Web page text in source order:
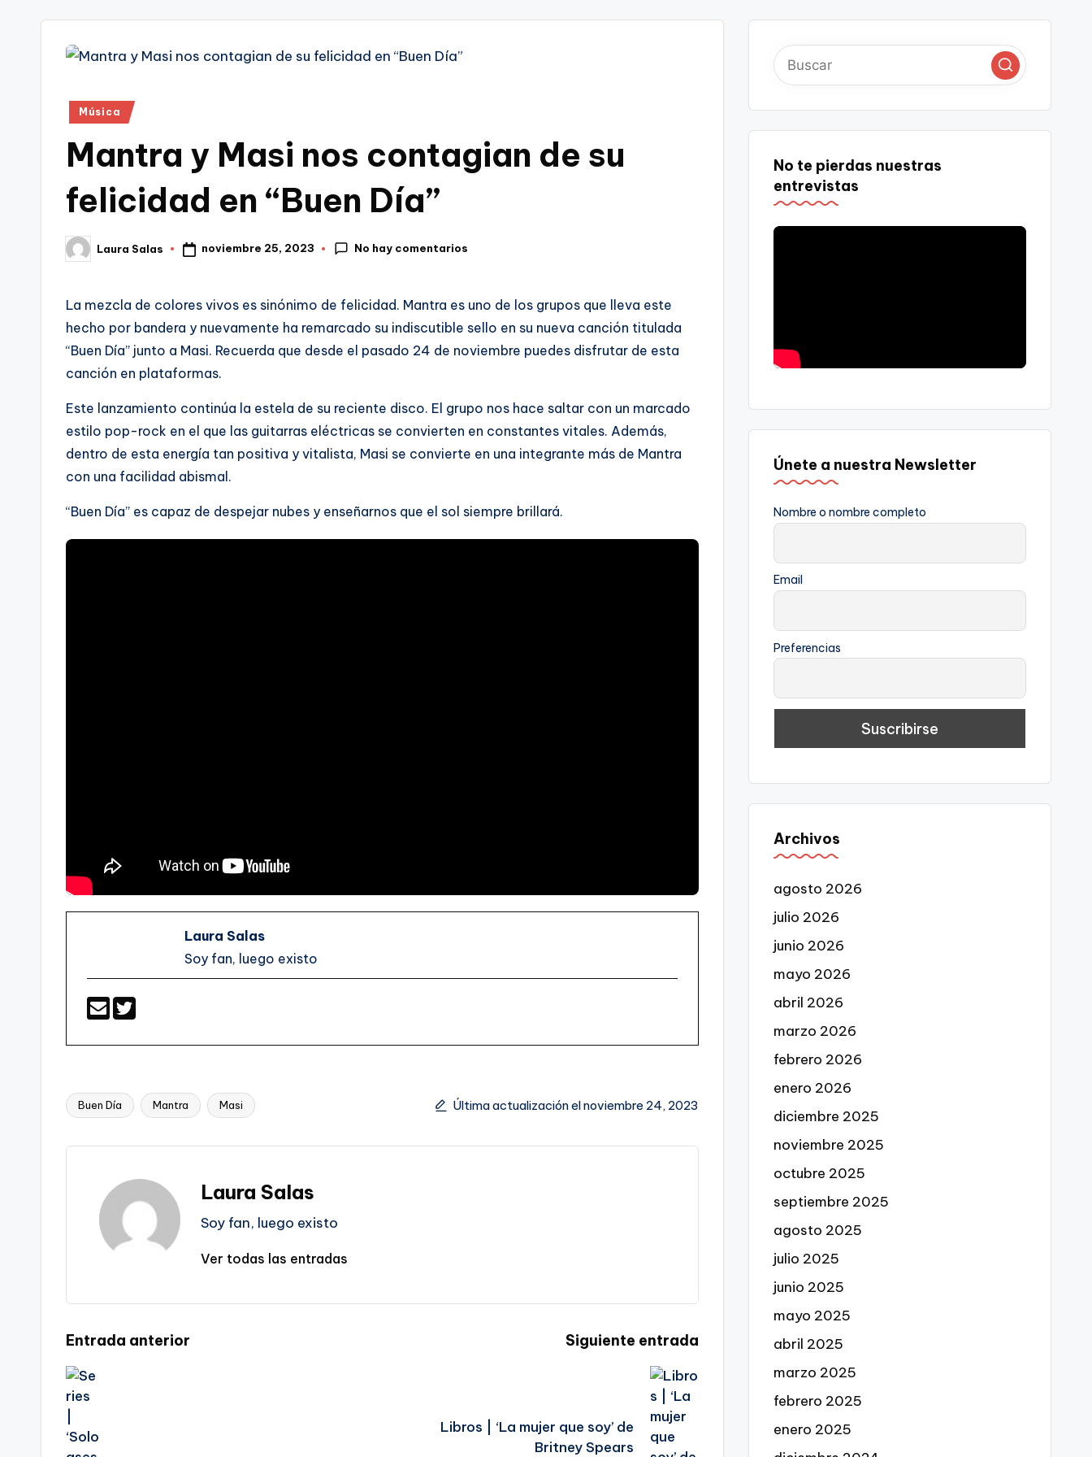
Publicado
Música
Mantra y Masi nos contagian de su
felicidad en “Buen Día”
Publicado
por
Laura Salas noviembre 25, 2023 No hay comentarios
La mezcla de colores vivos es sinónimo de felicidad. Mantra es uno de los grupos que lleva este
hecho por bandera y nuevamente ha remarcado su indiscutible sello en su nueva canción titulada
“Buen Día” junto a Masi. Recuerda que desde el pasado 24 de noviembre puedes disfrutar de esta
canción en plataformas.
Este lanzamiento continúa la estela de su reciente disco. El grupo nos hace saltar con un marcado
estilo pop-rock en el que las guitarras eléctricas se convierten en constantes vitales. Además,
dentro de esta energía tan positiva y vitalista, Masi se convierte en una integrante más de Mantra
con una facilidad abismal.
“Buen Día” es capaz de despejar nubes y enseñarnos que el sol siempre brillará.
Laura Salas
Soy fan, luego existo
Etiquetas:
Buen Día Mantra Masi Última actualización el noviembre 24, 2023
Laura Salas
Soy fan, luego existo
Ver todas las entradas
Navegación
de
entradas
Entrada anterior Siguiente entrada
Libros | ‘La mujer que soy’ de
Britney Spears
No te pierdas nuestras
entrevistas
Únete a nuestra Newsletter
Nombre o nombre completo
Email
Preferencias
Archivos
agosto 2026
julio 2026
junio 2026
mayo 2026
abril 2026
marzo 2026
febrero 2026
enero 2026
diciembre 2025
noviembre 2025
octubre 2025
septiembre 2025
agosto 2025
julio 2025
junio 2025
mayo 2025
abril 2025
marzo 2025
febrero 2025
enero 2025